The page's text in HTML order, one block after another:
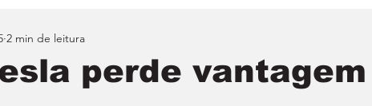
perde vantagem
2 min de leitura